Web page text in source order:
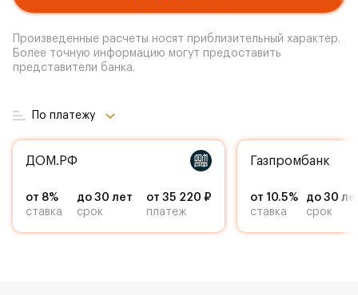
Произведенные расчеты носят приблизительный характер.
Более точную информацию могут предоставить
представители банка.
По платежу
ДОМ.РФ
от 8%
ставка
до 30 лет
срок
от 35 220 ₽
платеж
Газпромбанк
от 10.5%
ставка
до 30
срок